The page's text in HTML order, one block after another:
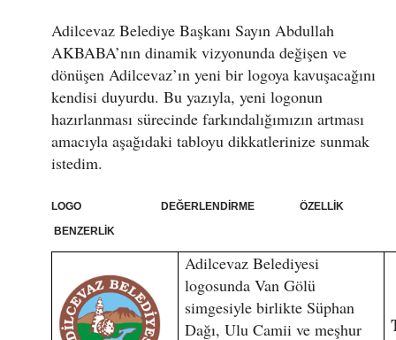
Adilcevaz Belediye Başkanı Sayın Abdullah
AKBABA’nın dinamik vizyonunda değişen ve
dönüşen Adilcevaz’ın yeni bir logoya kavuşacağını
kendisi duyurdu. Bu yazıyla, yeni logonun
hazırlanması sürecinde farkındalığımızın artması
amacıyla aşağıdaki tabloyu dikkatlerinize sunmak
istedim.
LOGO DEĞERLENDİRME ÖZELLİK
BENZERLİK
Adilcevaz Belediyesi
logosunda Van Gölü
simgesiyle birlikte Süphan
Dağı, Ulu Camii ve meşhur